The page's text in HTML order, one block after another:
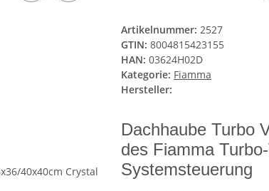
Artikelnummer: 2527
GTIN: 8004815423155
HAN: 03624H02D
Kategorie: Fiamma
Hersteller:
Dachhaube Turbo
des Fiamma
Systemsteuerung